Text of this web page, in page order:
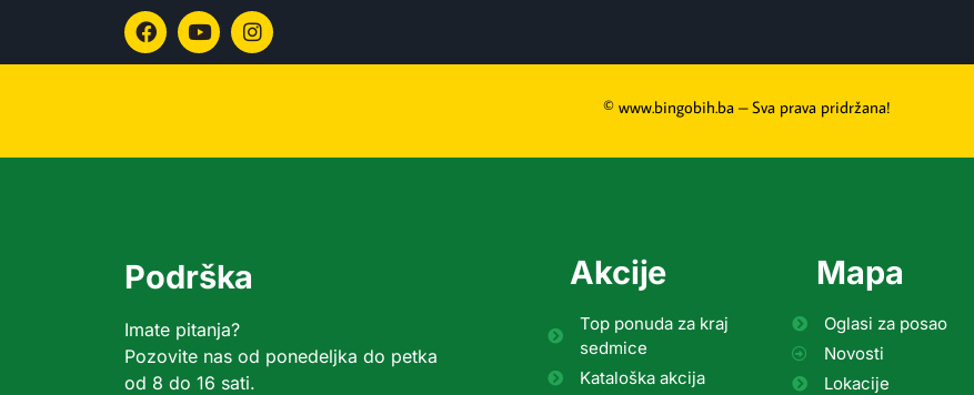
© www.bingobih.ba – Sva prava pridržana!
Podrška
Imate pitanja?
Pozovite nas od ponedeljka do petka
od 8 do 16 sati.
Akcije
Top ponuda za kraj
sedmice
Kataloška akcija
Mapa
Oglasi za posao
Novosti
Lokacije